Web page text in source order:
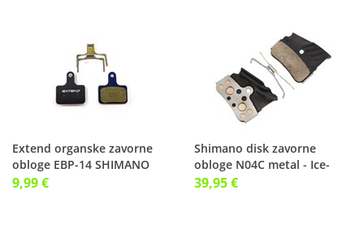
Extend organske zavorne
obloge EBP-14 SHIMANO
ULTEGRA / 105
9,99 €
Shimano disk zavorne
obloge N04C metal - Ice-
Tech
39,95 €